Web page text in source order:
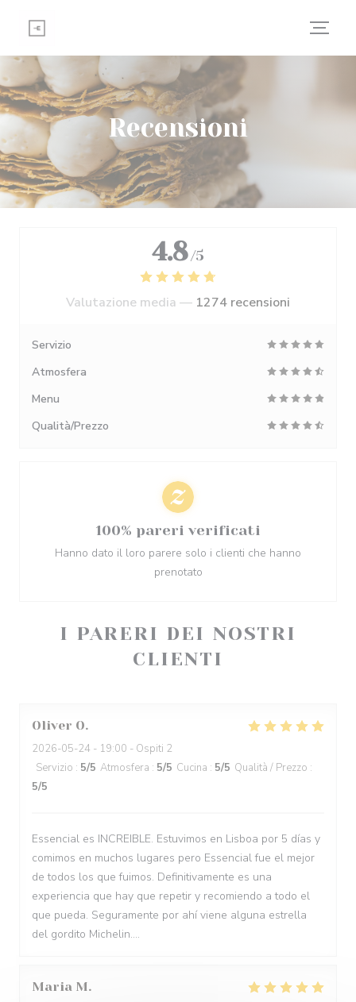
Recensioni
I PARERI DEI NOSTRI
CLIENTI
Oliver O
2026-05-24 - 19:00 - Ospiti 2
Servizio : 5/5 Atmosfera : 5/5 Cucina : 5/5 Qualità / Prezzo :
5/5
Essencial es INCREIBLE. Estuvimos en Lisboa por 5 días y
comimos en muchos lugares pero Essencial fue el mejor
de todos los que fuimos. Definitivamente es una
experiencia que hay que repetir y recomiendo a todo el
que pueda. Seguramente por ahí viene alguna estrella
del gordito Michelin....
Maria M
4.8 /5
Valutazione media — 1274 recensioni
Servizio
Atmosfera
Menu
Qualità/Prezzo
100% pareri verificati
Hanno dato il loro parere solo i clienti che hanno
prenotato